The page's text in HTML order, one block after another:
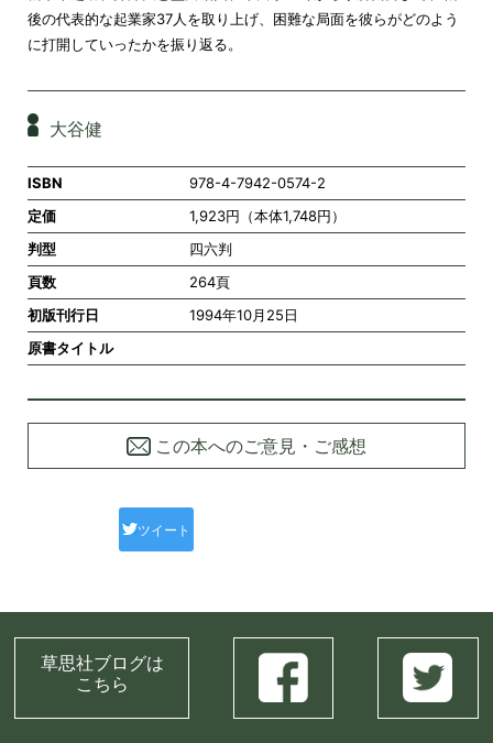
後の代表的な起業家37人を取り上げ、困難な局面を彼らがどのよう
に打開していったかを振り返る。
大谷健
ISBN
978-4-7942-0574-2
定価
1,923円（本体1,748円）
判型
四六判
頁数
264頁
初版刊行日
1994年10月25日
原書タイトル
この本へのご意見・ご感想
ツイート
草思社ブログは
こちら